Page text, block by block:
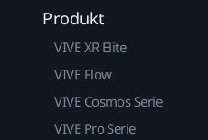
Produkt
VIVE XR Elite
VIVE Flow
VIVE Cosmos Serie
VIVE Pro Serie